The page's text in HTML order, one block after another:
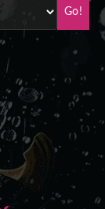
Go!